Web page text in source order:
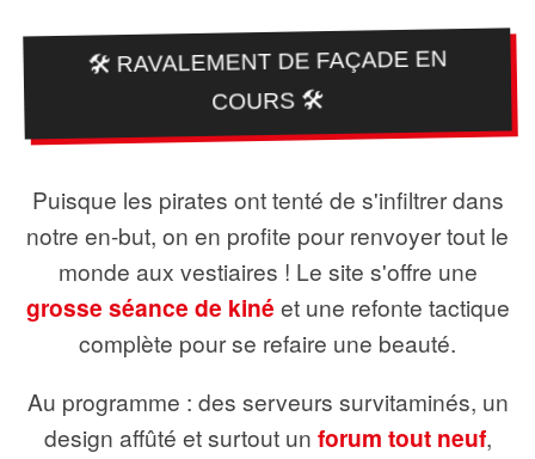
🛠️ RAVALEMENT DE FAÇADE EN
COURS 🛠️
Puisque les pirates ont tenté de s'infiltrer dans
notre en-but, on en profite pour renvoyer tout le
monde aux vestiaires ! Le site s'offre une
grosse séance de kiné et une refonte tactique
complète pour se refaire une beauté.
Au programme : des serveurs survitaminés, un
design affûté et surtout un forum tout neuf,